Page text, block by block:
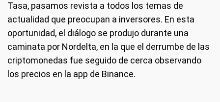
Tasa, pasamos revista a todos los temas de
actualidad que preocupan a inversores. En esta
oportunidad, el diálogo se produjo durante una
caminata por Nordelta, en la que el derrumbe de las
criptomonedas fue seguido de cerca observando
los precios en la app de Binance.